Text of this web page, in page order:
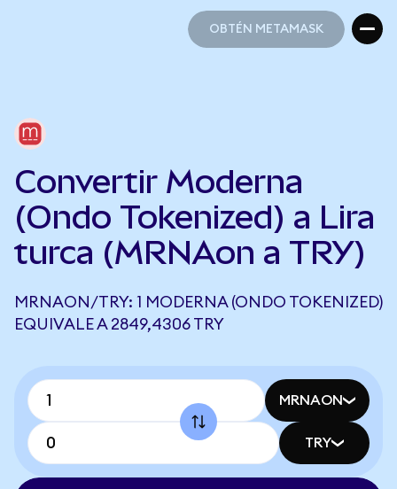
OBTÉN METAMASK
Convertir Moderna
(Ondo Tokenized) a Lira
turca (MRNAon a TRY)
MRNAON/TRY: 1 MODERNA (ONDO TOKENIZED)
EQUIVALE A 2849,4306 TRY
MRNAON
TRY